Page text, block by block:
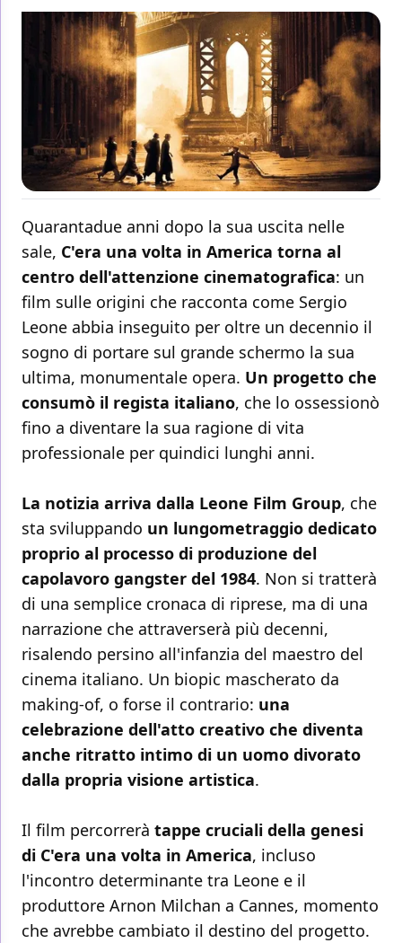
Quarantadue anni dopo la sua uscita nelle
sale, C'era una volta in America torna al
centro dell'attenzione cinematografica: un
film sulle origini che racconta come Sergio
Leone abbia inseguito per oltre un decennio il
sogno di portare sul grande schermo la sua
ultima, monumentale opera. Un progetto che
consumò il regista italiano, che lo ossessionò
fino a diventare la sua ragione di vita
professionale per quindici lunghi anni.
La notizia arriva dalla Leone Film Group, che
sta sviluppando un lungometraggio dedicato
proprio al processo di produzione del
capolavoro gangster del 1984. Non si tratterà
di una semplice cronaca di riprese, ma di una
narrazione che attraverserà più decenni,
risalendo persino all'infanzia del maestro del
cinema italiano. Un biopic mascherato da
making-of, o forse il contrario: una
celebrazione dell'atto creativo che diventa
anche ritratto intimo di un uomo divorato
dalla propria visione artistica.
Il film percorrerà tappe cruciali della genesi
di C'era una volta in America, incluso
l'incontro determinante tra Leone e il
produttore Arnon Milchan a Cannes, momento
che avrebbe cambiato il destino del progetto.